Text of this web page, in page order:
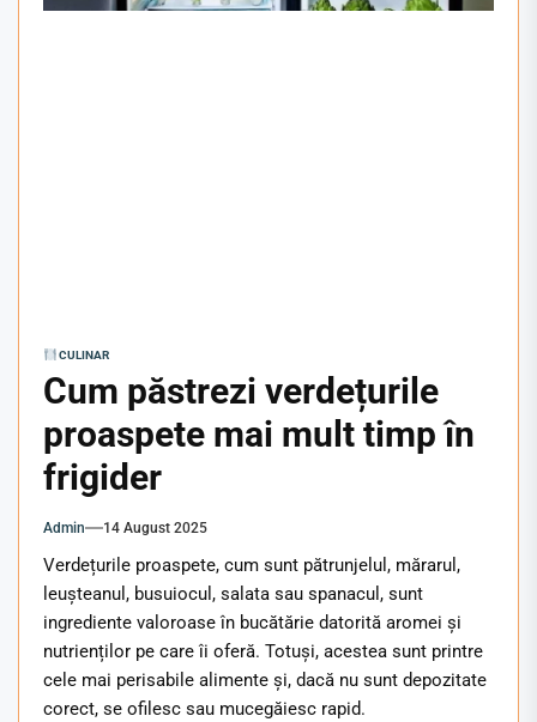
CULINAR
Cum păstrezi verdețurile
proaspete mai mult timp în
frigider
Admin 14 August 2025
Verdețurile proaspete, cum sunt pătrunjelul, mărarul,
leușteanul, busuiocul, salata sau spanacul, sunt
ingrediente valoroase în bucătărie datorită aromei și
nutrienților pe care îi oferă. Totuși, acestea sunt printre
cele mai perisabile alimente și, dacă nu sunt depozitate
corect, se ofilesc sau mucegăiesc rapid.